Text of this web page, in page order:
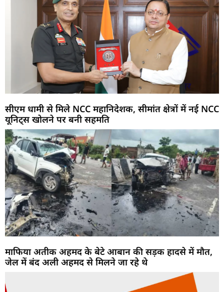
सीएम धामी से मिले NCC महानिदेशक, सीमांत क्षेत्रों में नई NCC
यूनिट्स खोलने पर बनी सहमति
माफिया अतीक अहमद के बेटे आबान की सड़क हादसे में मौत,
जेल में बंद अली अहमद से मिलने जा रहे थे